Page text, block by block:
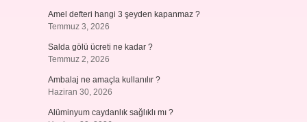
Amel defteri hangi 3 şeyden kapanmaz ?
Temmuz 3, 2026
Salda gölü ücreti ne kadar ?
Temmuz 2, 2026
Ambalaj ne amaçla kullanılır ?
Haziran 30, 2026
Alüminyum caydanlık sağlıklı mı ?